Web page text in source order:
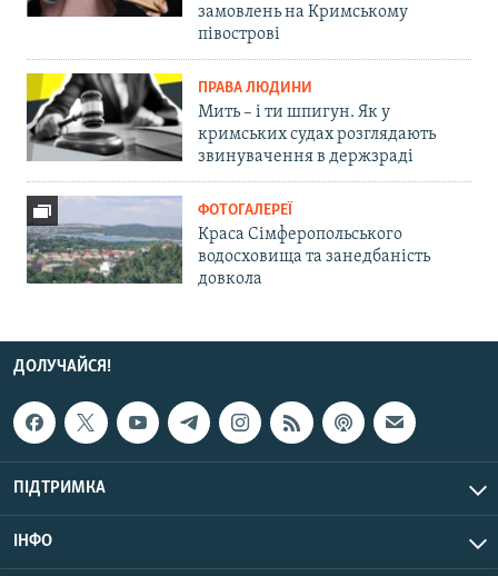
замовлень на Кримському
півострові
ПРАВА ЛЮДИНИ
Мить – і ти шпигун. Як у
кримських судах розглядають
звинувачення в держзраді
ФОТОГАЛЕРЕЇ
Краса Сімферопольського
водосховища та занедбаність
довкола
ДОЛУЧАЙСЯ!
ПІДТРИМКА
ІНФО